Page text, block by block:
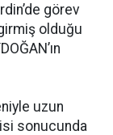
görev
olduğu
uzun
sonucunda